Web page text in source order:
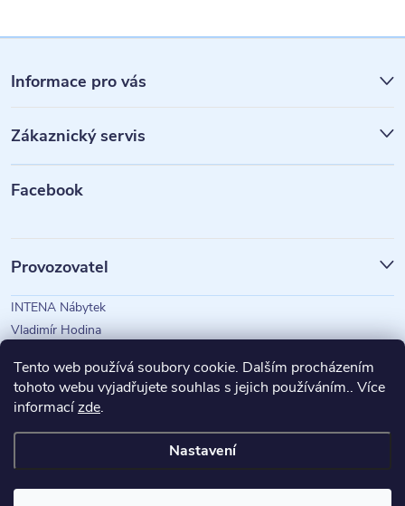
Tento web používá soubory cookie. Dalším procházením
tohoto webu vyjadřujete souhlas s jejich používáním.. Více
informacízde.
Nastavení
á
p
a
Informace pro vás
Zákaznický servis
Facebook
Provozovatel
INTENA Nábytek
Vladimír Hodina
Copyright 2026INTENA Nábytek. Všechna práva vyhrazena.